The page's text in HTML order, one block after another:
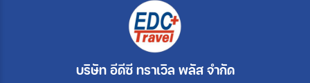
บริษัท อีดีซี ทราเวิล พลัส จำกัด